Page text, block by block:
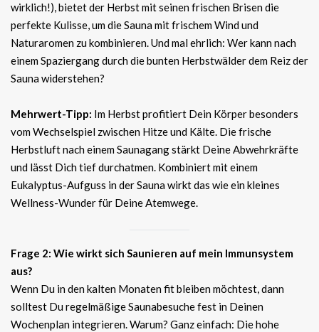
wirklich!), bietet der Herbst mit seinen frischen Brisen die
perfekte Kulisse, um die Sauna mit frischem Wind und
Naturaromen zu kombinieren. Und mal ehrlich: Wer kann nach
einem Spaziergang durch die bunten Herbstwälder dem Reiz der
Sauna widerstehen?
Mehrwert-Tipp: Im Herbst profitiert Dein Körper besonders
vom Wechselspiel zwischen Hitze und Kälte. Die frische
Herbstluft nach einem Saunagang stärkt Deine Abwehrkräfte
und lässt Dich tief durchatmen. Kombiniert mit einem
Eukalyptus-Aufguss in der Sauna wirkt das wie ein kleines
Wellness-Wunder für Deine Atemwege.
Frage 2: Wie wirkt sich Saunieren auf mein Immunsystem
aus?
Wenn Du in den kalten Monaten fit bleiben möchtest, dann
solltest Du regelmäßige Saunabesuche fest in Deinen
Wochenplan integrieren. Warum? Ganz einfach: Die hohe